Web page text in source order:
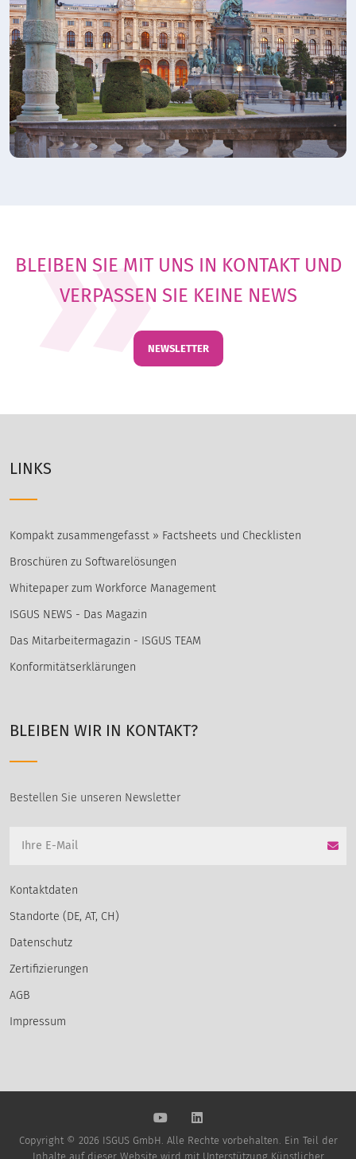
BLEIBEN SIE MIT UNS IN KONTAKT UND
VERPASSEN SIE KEINE NEWS
NEWSLETTER
LINKS
Kompakt zusammengefasst » Factsheets und Checklisten
Broschüren zu Softwarelösungen
Whitepaper zum Workforce Management
ISGUS NEWS - Das Magazin
Das Mitarbeitermagazin - ISGUS TEAM
Konformitätserklärungen
BLEIBEN WIR IN KONTAKT?
Bestellen Sie unseren Newsletter
Kontaktdaten
Standorte (DE, AT, CH)
Datenschutz
Zertifizierungen
AGB
Impressum
Copyright © 2026 ISGUS GmbH. Alle Rechte vorbehalten. Ein Teil der
Inhalte auf dieser Website wird mit Unterstützung Künstlicher